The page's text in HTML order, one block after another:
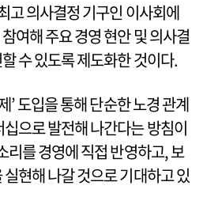
고 의사결정 기구인 이사회에
여해 주요 경영 현안 및 의사결
수 있도록 제도화한 것이다.
’ 도입을 통해 단순한 노경 관계
으로 발전해 나간다는 방침이
리를 경영에 직접 반영하고, 보
현해 나갈 것으로 기대하고 있